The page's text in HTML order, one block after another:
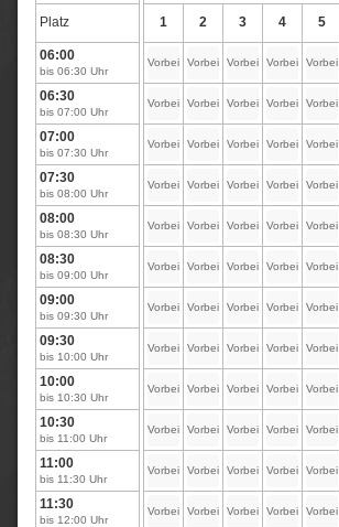
Platz
06:00
bis 06:30 Uhr
06:30
bis 07:00 Uhr
07:00
bis 07:30 Uhr
07:30
bis 08:00 Uhr
08:00
bis 08:30 Uhr
08:30
bis 09:00 Uhr
09:00
bis 09:30 Uhr
09:30
bis 10:00 Uhr
10:00
bis 10:30 Uhr
10:30
bis 11:00 Uhr
11:00
bis 11:30 Uhr
11:30
bis 12:00 Uhr
1 2 3 4 5
Vorbei Vorbei Vorbei Vorbei Vorbei
Vorbei Vorbei Vorbei Vorbei Vorbei
Vorbei Vorbei Vorbei Vorbei Vorbei
Vorbei Vorbei Vorbei Vorbei Vorbei
Vorbei Vorbei Vorbei Vorbei Vorbei
Vorbei Vorbei Vorbei Vorbei Vorbei
Vorbei Vorbei Vorbei Vorbei Vorbei
Vorbei Vorbei Vorbei Vorbei Vorbei
Vorbei Vorbei Vorbei Vorbei Vorbei
Vorbei Vorbei Vorbei Vorbei Vorbei
Vorbei Vorbei Vorbei Vorbei Vorbei
Vorbei Vorbei Vorbei Vorbei Vorbei